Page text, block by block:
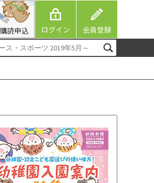
購読申込 ログイン 会員登録